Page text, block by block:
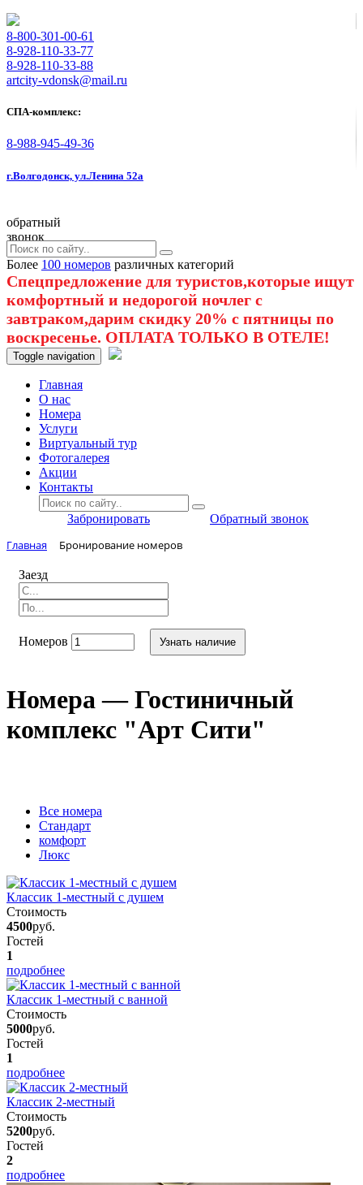
8-800-301-00-61
8-928-110-33-77
8-928-110-33-88
artcity-vdonsk@mail.ru
СПА-комплекс:
8-988-945-49-36
г.Волгодонск, ул.Ленина 52а
обратный
звонок
Более 100 номеров различных категорий
Спецпредложение для туристов,которые ищут
комфортный и недорогой ночлег с
завтраком,дарим скидку 20% с пятницы по
воскресенье. ОПЛАТА ТОЛЬКО В ОТЕЛЕ!
Toggle navigation
Главная
O нас
Номера
Услуги
Виртуальный тур
Фотогалерея
Акции
Контакты
Забронировать Обратный звонок
Главная Бронирование номеров
Заезд
Номеров Узнать наличие
Номера — Гостиничный
комплекс "Арт Сити"
Вcе номера
Стандарт
комфорт
Люкс
Классик 1-местный с душем
Стоимость
4500руб.
Гостей
1
подробнее
Классик 1-местный с ванной
Стоимость
5000руб.
Гостей
1
подробнее
Классик 2-местный
Стоимость
5200руб.
Гостей
2
подробнее